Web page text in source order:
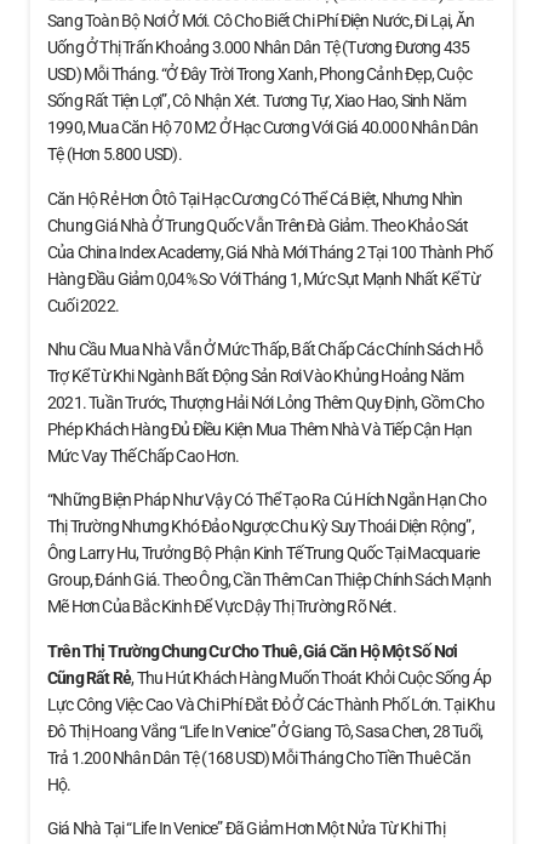
Sang Toàn Bộ Nơi Ở Mới. Cô Cho Biết Chi Phí Điện Nước, Đi Lại, Ăn
Uống Ở Thị Trấn Khoảng 3.000 Nhân Dân Tệ (tương Đương 435
USD) Mỗi Tháng. “Ở Đây Trời Trong Xanh, Phong Cảnh Đẹp, Cuộc
Sống Rất Tiện Lợi”, Cô Nhận Xét. Tương Tự, Xiao Hao, Sinh Năm
1990, Mua Căn Hộ 70 M2 Ở Hạc Cương Với Giá 40.000 Nhân Dân
Tệ (hơn 5.800 USD).
Căn Hộ Rẻ Hơn Ôtô Tại Hạc Cương Có Thể Cá Biệt, Nhưng Nhìn
Chung Giá Nhà Ở Trung Quốc Vẫn Trên Đà Giảm. Theo Khảo Sát
Của China Index Academy, Giá Nhà Mới Tháng 2 Tại 100 Thành Phố
Hàng Đầu Giảm 0,04% So Với Tháng 1, Mức Sụt Mạnh Nhất Kể Từ
Cuối 2022.
Nhu Cầu Mua Nhà Vẫn Ở Mức Thấp, Bất Chấp Các Chính Sách Hỗ
Trợ Kể Từ Khi Ngành Bất Động Sản Rơi Vào Khủng Hoảng Năm
2021. Tuần Trước, Thượng Hải Nới Lỏng Thêm Quy Định, Gồm Cho
Phép Khách Hàng Đủ Điều Kiện Mua Thêm Nhà Và Tiếp Cận Hạn
Mức Vay Thế Chấp Cao Hơn.
“Những Biện Pháp Như Vậy Có Thể Tạo Ra Cú Hích Ngắn Hạn Cho
Thị Trường Nhưng Khó Đảo Ngược Chu Kỳ Suy Thoái Diện Rộng”,
Ông Larry Hu, Trưởng Bộ Phận Kinh Tế Trung Quốc Tại Macquarie
Group, Đánh Giá. Theo Ông, Cần Thêm Can Thiệp Chính Sách Mạnh
Mẽ Hơn Của Bắc Kinh Để Vực Dậy Thị Trường Rõ Nét.
Trên Thị Trường Chung Cư Cho Thuê, Giá Căn HộMột Số Nơi
Cũng Rất Rẻ, Thu Hút Khách Hàng Muốn Thoát Khỏi Cuộc Sống Áp
Lực Công Việc Cao Và Chi Phí Đắt Đỏ Ở Các Thành Phố Lớn. Tại Khu
Đô Thị Hoang Vắng “Life In Venice” Ở Giang Tô, Sasa Chen, 28 Tuổi,
Trả 1.200 Nhân Dân Tệ (168 USD) Mỗi Tháng Cho Tiền Thuê Căn
Hộ.
Giá Nhà Tại “Life In Venice” Đã Giảm Hơn Một Nửa Từ Khi Thị